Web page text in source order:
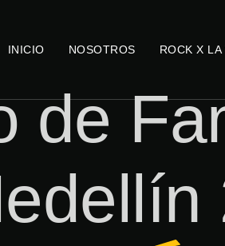
INICIO NOSOTROS ROCK X LA
de